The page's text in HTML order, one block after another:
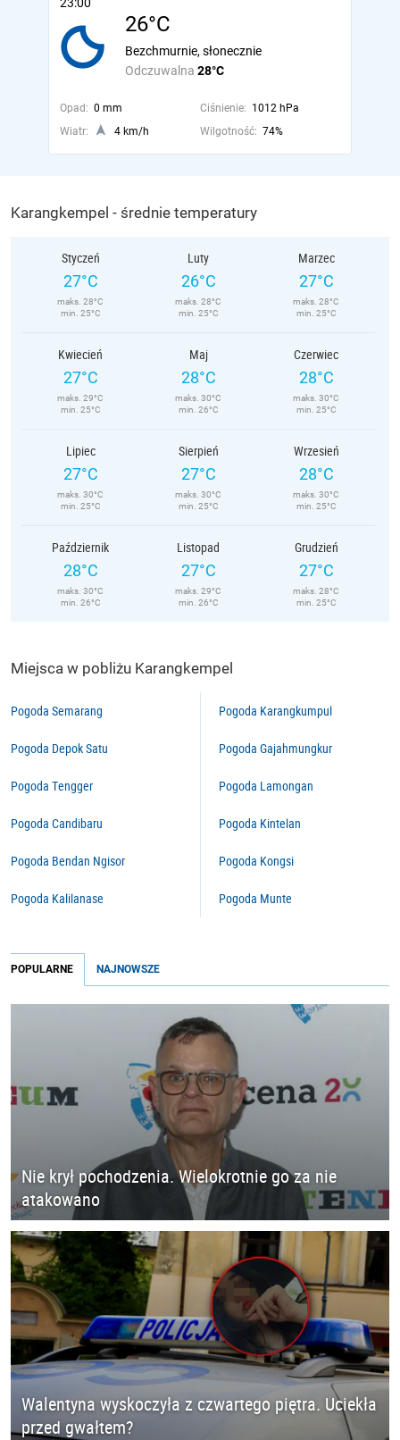
26°C
Odczuwalna 28°C
Bezchmurnie, słonecznie
Opad: 0 mm Ciśnienie: 1012 hPa
Wiatr:
4 km/h Wilgotność: 74%
Karangkempel - średnie temperatury
Styczeń
27°C
maks. 28°C
min. 25°C
Luty
26°C
maks. 28°C
min. 25°C
Marzec
27°C
maks. 28°C
min. 25°C
Kwiecień
27°C
maks. 29°C
min. 25°C
Maj
28°C
maks. 30°C
min. 26°C
Czerwiec
28°C
maks. 30°C
min. 25°C
Lipiec
27°C
maks. 30°C
min. 25°C
Sierpień
27°C
maks. 30°C
min. 25°C
Wrzesień
28°C
maks. 30°C
min. 25°C
Październik
28°C
maks. 30°C
min. 26°C
Listopad
27°C
maks. 29°C
min. 26°C
Grudzień
27°C
maks. 28°C
min. 25°C
Miejsca w pobliżu Karangkempel
Pogoda Semarang
Pogoda Depok Satu
Pogoda Tengger
Pogoda Candibaru
Pogoda Bendan Ngisor
Pogoda Kalilanase
Pogoda Karangkumpul
Pogoda Gajahmungkur
Pogoda Lamongan
Pogoda Kintelan
Pogoda Kongsi
Pogoda Munte
POPULARNE NAJNOWSZE
Nie krył pochodzenia. Wielokrotnie go za nie
atakowano
Walentyna wyskoczyła z czwartego piętra. Uciekła
przed gwałtem?